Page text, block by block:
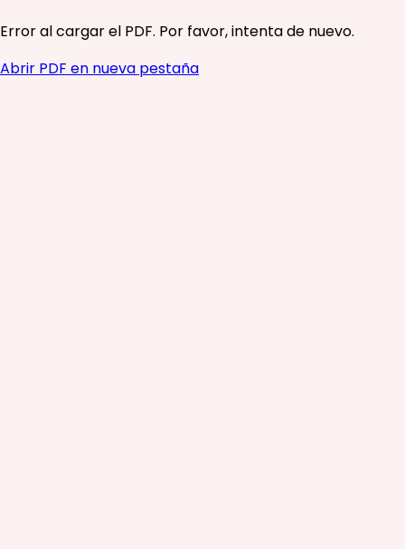
Error al cargar el PDF. Por favor, intenta de nuevo.
Abrir PDF en nueva pestaña